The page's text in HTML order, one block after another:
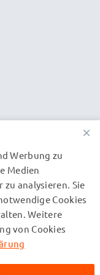
von
Dateien
wissen wir,
und
und
dass alle
über unsere
×
Werbung zu
Medien
analysieren. Sie
Cookies
Weitere
von Cookies